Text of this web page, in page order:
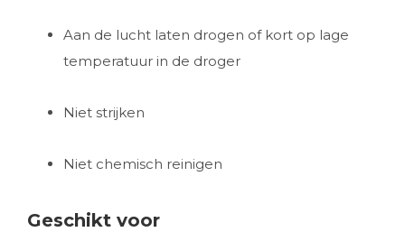
Aan de lucht laten drogen of kort op lage
temperatuur in de droger
Niet strijken
Niet chemisch reinigen
Geschikt voor